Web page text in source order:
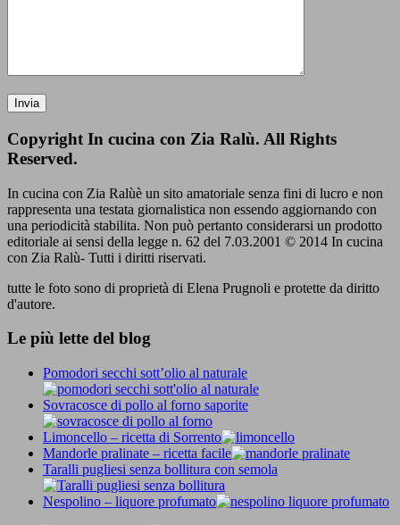
Copyright In cucina con Zia Ralù. All Rights
Reserved.
In cucina con Zia Ralùè un sito amatoriale senza fini di lucro e non
rappresenta una testata giornalistica non essendo aggiornando con
una periodicità stabilita. Non può pertanto considerarsi un prodotto
editoriale ai sensi della legge n. 62 del 7.03.2001 © 2014 In cucina
con Zia Ralù- Tutti i diritti riservati.
tutte le foto sono di proprietà di Elena Prugnoli e protette da diritto
d'autore.
Le più lette del blog
Pomodori secchi sott’olio al naturale
Sovracosce di pollo al forno saporite
Limoncello – ricetta di Sorrento
Mandorle pralinate – ricetta facile
Taralli pugliesi senza bollitura con semola
Nespolino – liquore profumato